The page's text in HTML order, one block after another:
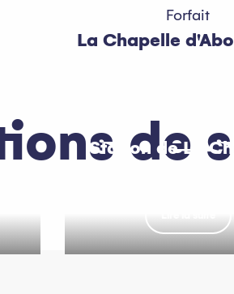
Forfait
La Chapelle
de
Station de La